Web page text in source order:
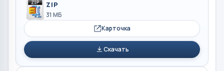
ZIP
31 МБ
Карточка
Скачать